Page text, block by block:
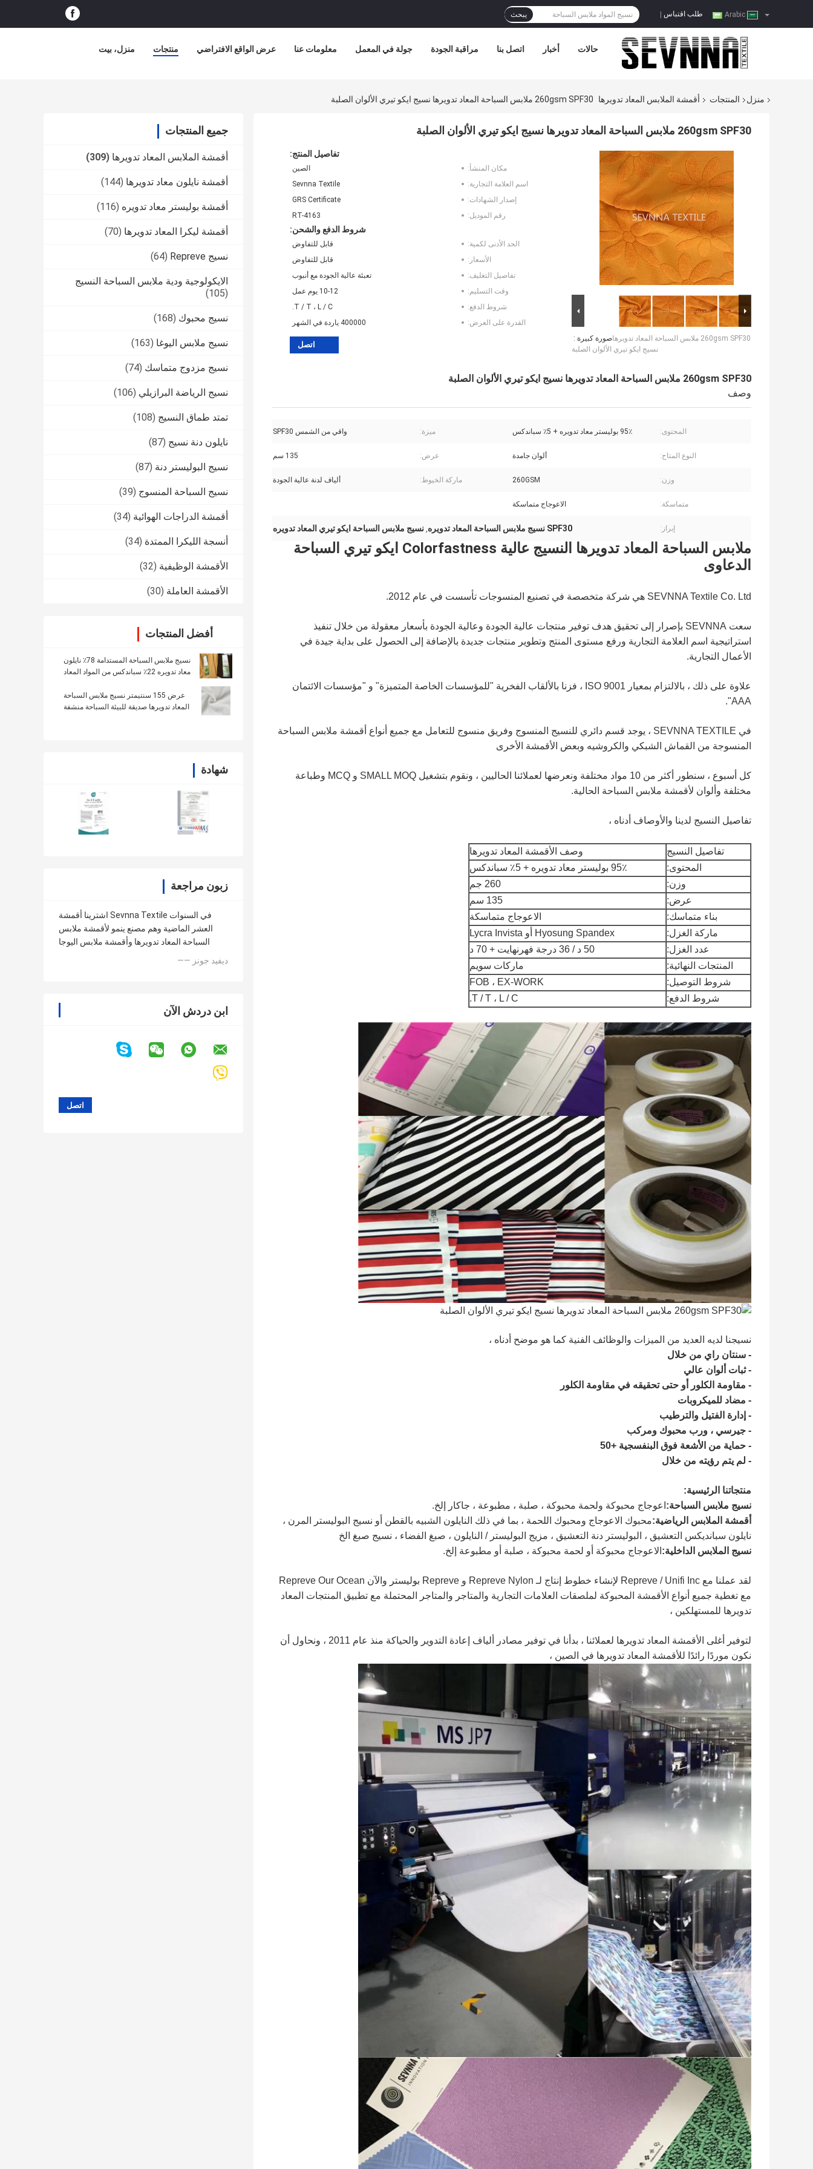
طلب اقتباس يبحث
منزل، بيت منتجات عرض الواقع الافتراضي معلومات عنا جولة في المعمل مراقبة الجودة اتصل بنا أخبار حالات
منزل المنتجات أقمشة الملابس المعاد تدويرها 260gsm SPF30 ملابس السباحة المعاد تدويرها نسيج ايكو تيري الألوان الصلبة
جميع المنتجات
أقمشة الملابس المعاد تدويرها (309)
أقمشة نايلون معاد تدويرها (144)
أقمشة بوليستر معاد تدويره (116)
أقمشة ليكرا المعاد تدويرها (70)
نسيج Repreve (64)
الايكولوجية ودية ملابس السباحة النسيج
(105)
نسيج محبوك (168)
نسيج ملابس اليوغا (163)
نسيج مزدوج متماسك (74)
نسيج الرياضة البرازيلي (106)
تمتد طماق النسيج (108)
نايلون دنة نسيج (87)
نسيج البوليستر دنة (87)
نسيج السباحة المنسوج (39)
أقمشة الدراجات الهوائية (34)
أنسجة الليكرا الممتدة (34)
الأقمشة الوظيفية (32)
الأقمشة العاملة (30)
أفضل المنتجات
نسيج ملابس السباحة المستدامة 78٪ نايلون
معاد تدويره 22٪ سباندكس من المواد المعاد
عرض 155 سنتيمتر نسيج ملابس السباحة
المعاد تدويرها صديقة للبيئة السباحة منشفة
شهادة
زبون مراجعة
اشترينا أقمشة Sevnna Textile في السنوات
العشر الماضية وهم مصنع ينمو لأقمشة ملابس
السباحة المعاد تدويرها وأقمشة ملابس اليوجا
—— ديفيد جونز
ابن دردش الآن
260gsm SPF30 ملابس السباحة المعاد تدويرها نسيج ايكو تيري الألوان الصلبة
صورة كبيرة :260gsm SPF30 ملابس السباحة المعاد تدويرها
نسيج ايكو تيري الألوان الصلبة
تفاصيل المنتج:
مكان المنشأ:
الصين
اسم العلامة التجارية:
Sevnna Textile
إصدار الشهادات:
GRS Certificate
رقم الموديل:
RT-4163
شروط الدفع والشحن:
الحد الأدنى لكمية:
قابل للتفاوض
الأسعار:
قابل للتفاوض
تفاصيل التغليف:
تعبئة عالية الجودة مع أنبوب
وقت التسليم:
10-12 يوم عمل
شروط الدفع:
T / T ، L / C.
القدرة على العرض:
400000 ياردة في الشهر
اتصل
260gsm SPF30 ملابس السباحة المعاد تدويرها نسيج ايكو تيري الألوان الصلبة
وصف
المحتوى: 95٪ بوليستر معاد تدويره + 5٪ سباندكس ميزة: واقي من الشمس SPF30
النوع المتاح: ألوان جامدة عرض: 135 سم
وزن: 260GSM ماركة الخيوط: ألياف لدنة عالية الجودة
متماسكة: الاعوجاج متماسكة
إبراز: SPF30 نسيج ملابس السباحة المعاد تدويره , نسيج ملابس السباحة ايكو تيري المعاد تدويره
ملابس السباحة المعاد تدويرها النسيج عالية Colorfastness ايكو تيري السباحة
الدعاوى
SEVNNA Textile Co. Ltd هي شركة متخصصة في تصنيع المنسوجات تأسست في عام 2012.
سعت SEVNNA بإصرار إلى تحقيق هدف توفير منتجات عالية الجودة وعالية الجودة بأسعار معقولة من خلال تنفيذ
استراتيجية اسم العلامة التجارية ورفع مستوى المنتج وتطوير منتجات جديدة بالإضافة إلى الحصول على بداية جيدة في
الأعمال التجارية.
علاوة على ذلك ، بالالتزام بمعيار ISO 9001 ، فزنا بالألقاب الفخرية "للمؤسسات الخاصة المتميزة" و "مؤسسات الائتمان
AAA".
في SEVNNA TEXTILE ، يوجد قسم دائري للنسيج المنسوج وفريق منسوج للتعامل مع جميع أنواع أقمشة ملابس السباحة
المنسوجة من القماش الشبكي والكروشيه وبعض الأقمشة الأخرى
كل أسبوع ، سنطور أكثر من 10 مواد مختلفة ونعرضها لعملائنا الحاليين ، ونقوم بتشغيل SMALL MOQ و MCQ وطباعة
مختلفة وألوان لأقمشة ملابس السباحة الحالية.
تفاصيل النسيج لدينا والأوصاف أدناه ،
تفاصيل النسيج
وصف الأقمشة المعاد تدويرها
المحتوى:
95٪ بوليستر معاد تدويره + 5٪ سباندكس
وزن:
260 جم
عرض:
135 سم
بناء متماسك:
الاعوجاج متماسكة
ماركة الغزل:
Hyosung Spandex أو Lycra Invista
عدد الغزل:
50 د / 36 درجة فهرنهايت + 70 د
المنتجات النهائية:
ماركات سويم
شروط التوصيل:
FOB ، EX-WORK
شروط الدفع:
T / T ، L / C.
نسيجنا لديه العديد من الميزات والوظائف الفنية كما هو موضح أدناه ،
- سنتان راي من خلال
- ثبات ألوان عالي
- مقاومة الكلور أو حتى تحقيقه في مقاومة الكلور
- مضاد للميكروبات
- إدارة الفتيل والترطيب
- جيرسي ، ورب محبوك ومركب
- حماية من الأشعة فوق البنفسجية +50
- لم يتم رؤيته من خلال
منتجاتنا الرئيسية:
نسيج ملابس السباحة: اعوجاج محبوكة ولحمة محبوكة ، صلبة ، مطبوعة ، جاكار إلخ.
أقمشة الملابس الرياضية:محبوك الاعوجاج ومحبوك اللحمة ، بما في ذلك النايلون الشبيه بالقطن أو نسيج البوليستر المرن ،
نايلون سبانديكس التعشيق ، البوليستر دنة التعشيق ، مزيج البوليستر / النايلون ، صبغ الفضاء ، نسيج صبغ الخ
نسيج الملابس الداخلية: الاعوجاج محبوكة أو لحمة محبوكة ، صلبة أو مطبوعة إلخ.
لقد عملنا مع Repreve / Unifi Inc لإنشاء خطوط إنتاج لـ Repreve Nylon و Repreve بوليستر والآن Repreve Our Ocean
مع تغطية جميع أنواع الأقمشة المحبوكة لملصقات العلامات التجارية والمتاجر والمتاجر المحتملة مع تطبيق المنتجات المعاد
تدويرها للمستهلكين ،
لتوفير أغلى الأقمشة المعاد تدويرها لعملائنا ، بدأنا في توفير مصادر ألياف إعادة التدوير والحياكة منذ عام 2011 ، ونحاول أن
نكون موردًا رائدًا للأقمشة المعاد تدويرها في الصين ،